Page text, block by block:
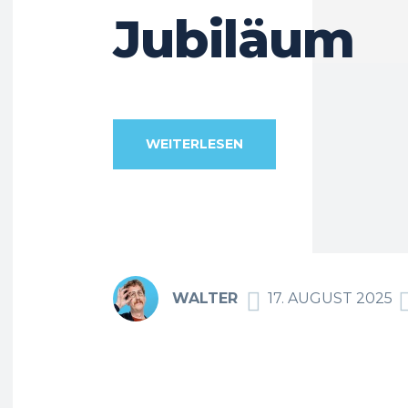
Jubiläum
WEITERLESEN
WALTER 17. AUGUST 2025